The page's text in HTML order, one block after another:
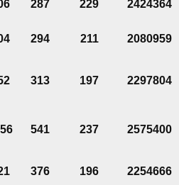
287 229 2424364
294 211 2080959
313 197 2297804
541 237 2575400
376 196 2254666